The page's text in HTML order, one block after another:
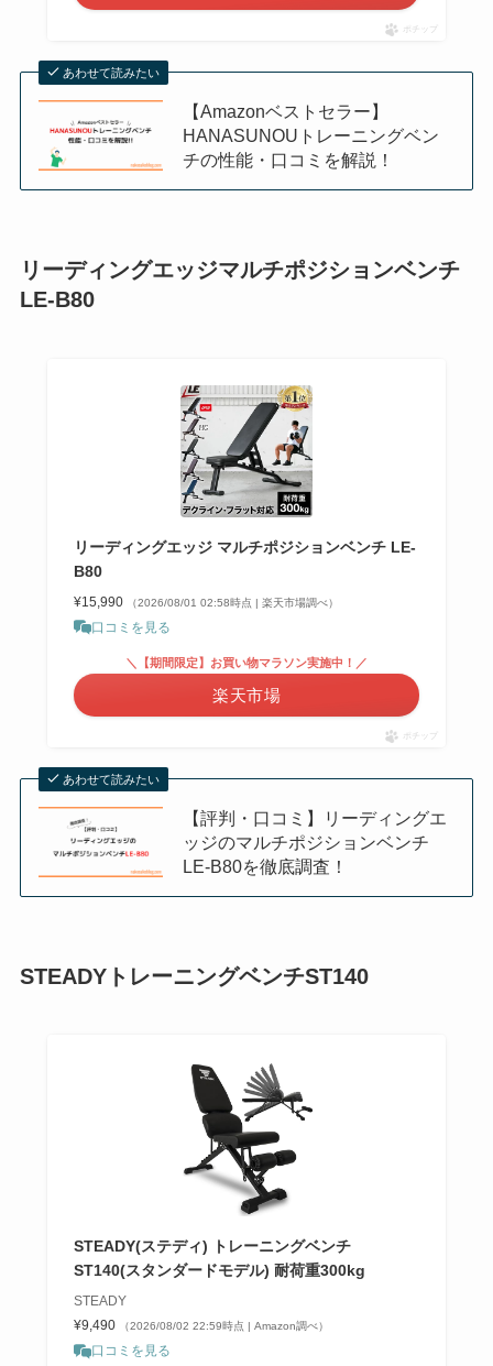
ポチップ
あわせて読みたい
【Amazonベストセラー】
HANASUNOUトレーニングベン
チの性能・口コミを解説！
リーディングエッジマルチポジションベンチ
LE-B80
リーディングエッジ マルチポジションベンチ LE-
B80
¥15,990 （2026/08/01 02:58時点 | 楽天市場調べ）
口コミを見る
＼【期間限定】お買い物マラソン実施中！／
楽天市場
ポチップ
あわせて読みたい
【評判・口コミ】リーディングエ
ッジのマルチポジションベンチ
LE-B80を徹底調査！
STEADYトレーニングベンチST140
STEADY(ステディ) トレーニングベンチ
ST140(スタンダードモデル) 耐荷重300kg
STEADY
¥9,490
（2026/08/02 22:59時点 | Amazon調べ）
口コミを見る